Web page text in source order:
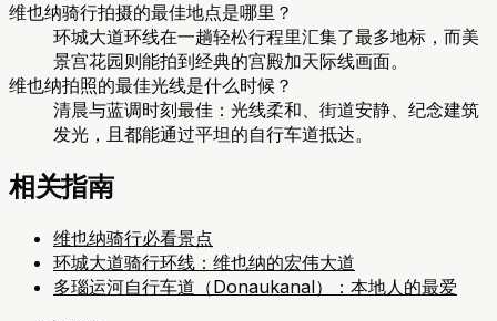
维也纳骑行拍摄的最佳地点是哪里？
环城大道环线在一趟轻松行程里汇集了最多地标，而美
景宫花园则能拍到经典的宫殿加天际线画面。
维也纳拍照的最佳光线是什么时候？
清晨与蓝调时刻最佳：光线柔和、街道安静、纪念建筑
发光，且都能通过平坦的自行车道抵达。
相关指南
维也纳骑行必看景点
环城大道骑行环线：维也纳的宏伟大道
多瑙运河自行车道（Donaukanal）：本地人的最爱